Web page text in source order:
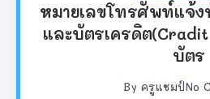
หมายเลขโทรศัพท์แจ้ง
และบัตรเครดิต
บัตร
By ครูแชมป์ No